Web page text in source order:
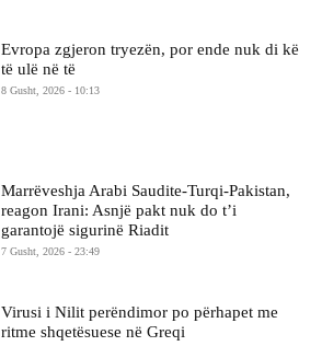
Evropa zgjeron tryezën, por ende nuk di kë
të ulë në të
8 Gusht, 2026 - 10:13
Marrëveshja Arabi Saudite-Turqi-Pakistan,
reagon Irani: Asnjë pakt nuk do t’i
garantojë sigurinë Riadit
7 Gusht, 2026 - 23:49
Virusi i Nilit perëndimor po përhapet me
ritme shqetësuese në Greqi